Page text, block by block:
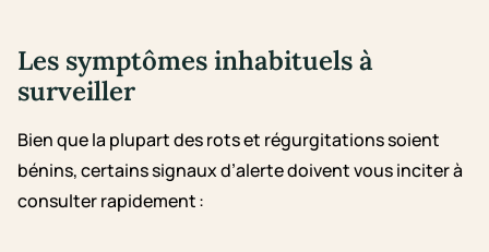
Les symptômes inhabituels à
surveiller
Bien que la plupart des rots et régurgitations soient
bénins, certains signaux d’alerte doivent vous inciter à
consulter rapidement :